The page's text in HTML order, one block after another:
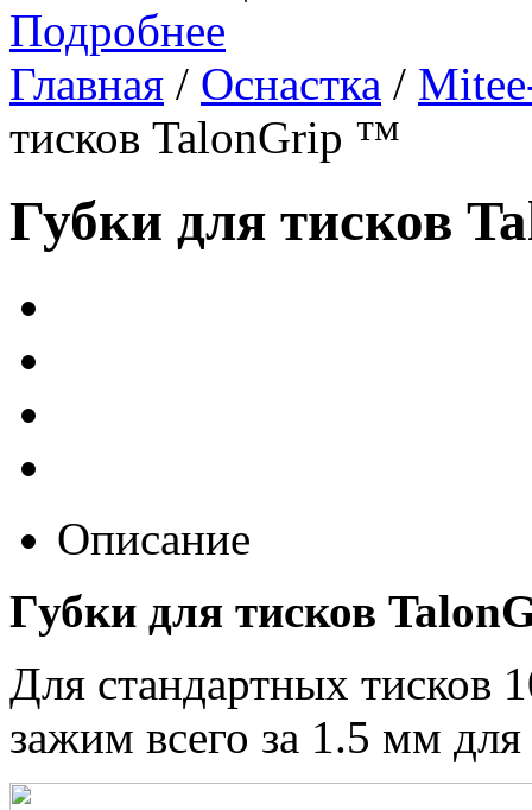
Подробнее
Главная / Оснастка /
тисков TalonGrip ™
Губки для тисков
Описание
Губки для тисков
Для стандартных
зажим всего за 1.5 мм